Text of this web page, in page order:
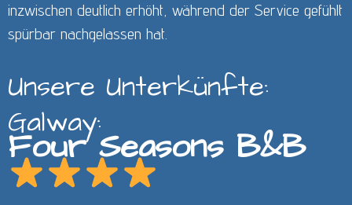
inzwischen deutlich erhöht, während der Service gefühlt
spürbar nachgelassen hat.
Unsere Unterkünfte:
Galway:
Four Seasons B&B